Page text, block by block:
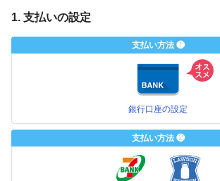
1. 支払いの設定
支払い方法 ❶
銀行口座の設定
支払い方法 ❷